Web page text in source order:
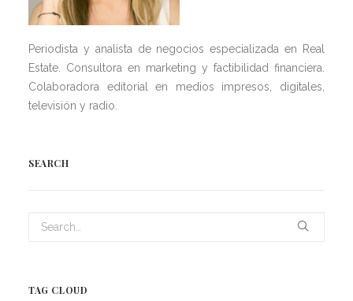
Periodista y analista de negocios especializada en Real
Estate. Consultora en marketing y factibilidad financiera.
Colaboradora editorial en medios impresos, digitales,
televisión y radio.
SEARCH
TAG CLOUD